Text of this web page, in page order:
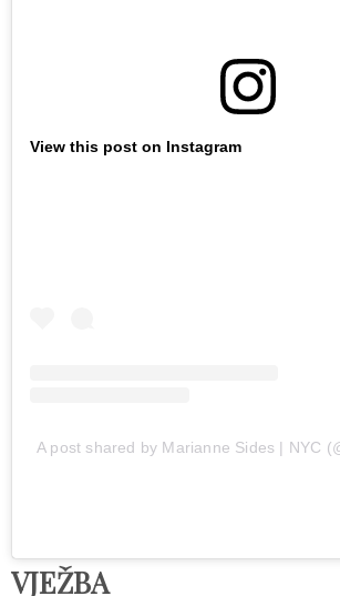
View this post on Instagram
A post shared by Marianne Sides | NYC
VJEŽBA